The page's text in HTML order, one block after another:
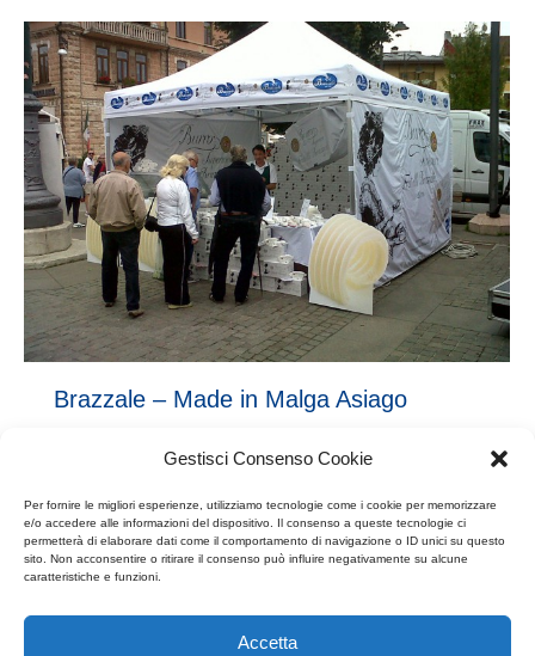
Gestisci Consenso Cookie
Per fornire le migliori esperienze, utilizziamo tecnologie come i cookie per memorizzare
e/o accedere alle informazioni del dispositivo. Il consenso a queste tecnologie ci
permetterà di elaborare dati come il comportamento di navigazione o ID unici su questo
sito. Non acconsentire o ritirare il consenso può influire negativamente su alcune
caratteristiche e funzioni.
Accetta
Brazzale – Made in Malga Asiago
Dal 4 al 6 settembre ad Asiago
Festosa e partecipata presenza a Made in Malga 2015
nella splendida Asiago con uno stand tutto dedicato al
Burro Superiore Fratelli Brazzale.